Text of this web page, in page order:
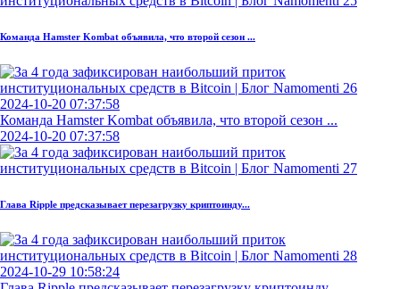
Команда Hamster Kombat объявила, что второй сезон ...
2024-10-20 07:37:58
Команда Hamster Kombat объявила, что второй сезон ...
2024-10-20 07:37:58
Глава Ripple предсказывает перезагрузку криптоинду...
2024-10-29 10:58:24